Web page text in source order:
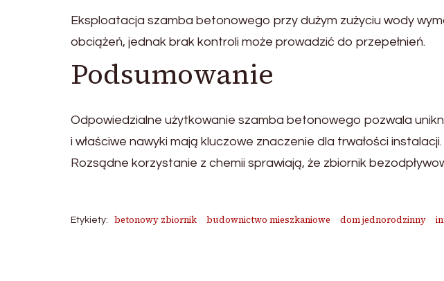
Eksploatacja szamba betonowego przy dużym zużyciu wody
obciążeń, jednak brak kontroli może prowadzić do przepełnień.
Podsumowanie
Odpowiedzialne użytkowanie szamba betonowego pozwala
i właściwe nawyki mają kluczowe znaczenie dla trwałości instalacji.
Rozsądne korzystanie z chemii sprawiają, że zbiornik
Etykiety: betonowy zbiornik budownictwo mieszkaniowe dom jednorodzinny